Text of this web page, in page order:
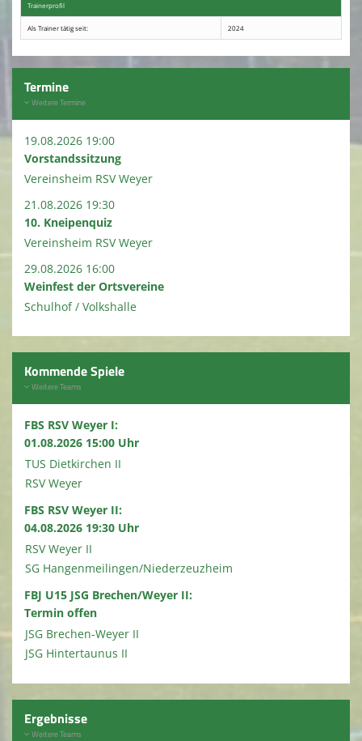
Terminkalender
Kirmes 2026
Kindeswohl / Jugendschutz
Trainerprofil
Als Trainer tätig seit: 2024
Termine
Weitere Termine
19.08.2026 19:00
Vorstandssitzung
Vereinsheim RSV Weyer
21.08.2026 19:30
10. Kneipenquiz
Vereinsheim RSV Weyer
29.08.2026 16:00
Weinfest der Ortsvereine
Schulhof / Volkshalle
Kommende Spiele
Weitere Teams
FBS RSV Weyer I:
01.08.2026 15:00 Uhr
TUS Dietkirchen II
RSV Weyer
FBS RSV Weyer II:
04.08.2026 19:30 Uhr
RSV Weyer II
SG Hangenmeilingen/Niederzeuzheim
FBJ U15 JSG Brechen/Weyer II:
Termin offen
JSG Brechen-Weyer II
JSG Hintertaunus II
Ergebnisse
Weitere Teams